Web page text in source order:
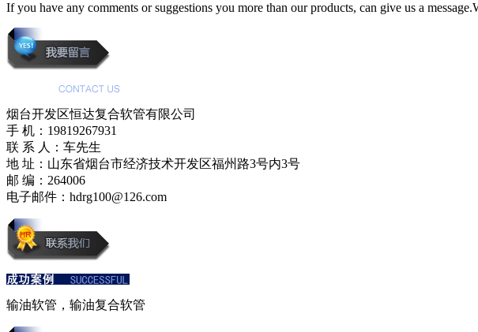
If you have any comments or suggestions you more than our products, can give us a
烟台开发区恒达复合软管有限公司
手 机：19819267931
联 系 人：车先生
地 址：山东省烟台市经济技术开发区福州路3号内3号
邮 编：264006
电子邮件：hdrg100@126.com
输油软管，输油复合软管